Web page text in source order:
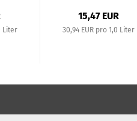
Liter
15,47 EUR
30,94 EUR pro 1,0 Liter